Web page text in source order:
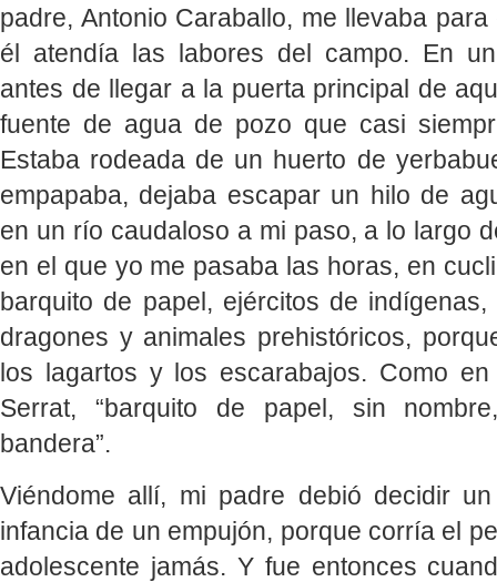
padre, Antonio Caraballo, me llevaba
él atendía las labores del campo. En
antes de llegar a la puerta principal de
fuente de agua de pozo que casi
Estaba rodeada de un huerto de
empapaba, dejaba escapar un hilo de
en un río caudaloso a mi paso, a lo largo
en el que yo me pasaba las horas, en
barquito de papel, ejércitos de
dragones y animales prehistóricos,
los lagartos y los escarabajos. Como
Serrat, “barquito de papel, sin
bandera”.
Viéndome allí, mi padre debió decidir
infancia de un empujón, porque corría el
adolescente jamás. Y fue entonces